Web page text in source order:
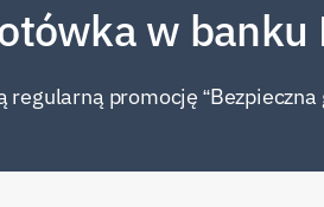
w banku
regularną promocję